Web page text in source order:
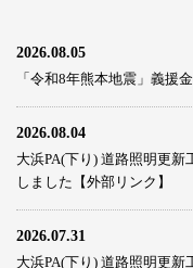
2026.08.05
「令和8年熊本地震」義援
2026.08.04
大浜PA(下り) 道路照明更
しました【外部リンク】
2026.07.31
大浜PA(下り) 道路照明更